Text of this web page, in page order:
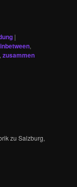
|
inbetween,
,zusammen
zu Salzburg,